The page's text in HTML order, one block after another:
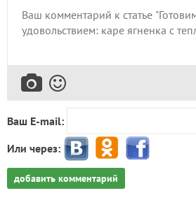
Ваш E-mail:
Или через:
добавить комментарий